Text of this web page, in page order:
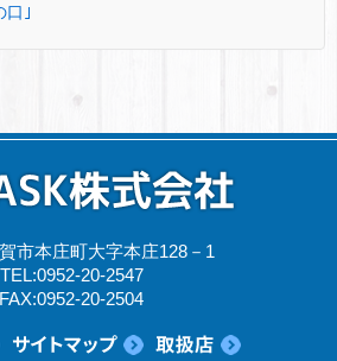
口｣
市本庄町大字本庄128－1
TEL:0952-20-2547
FAX:0952-20-2504